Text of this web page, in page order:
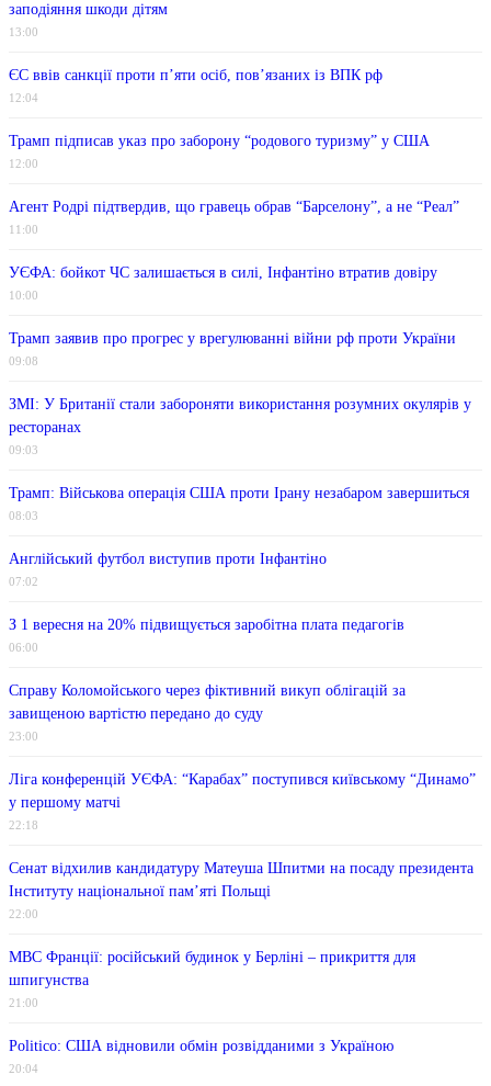
заподіяння шкоди дітям
13:00
ЄС ввів санкції проти п’яти осіб, пов’язаних із ВПК рф
12:04
Трамп підписав указ про заборону “родового туризму” у США
12:00
Агент Родрі підтвердив, що гравець обрав “Барселону”, а не “Реал”
11:00
УЄФА: бойкот ЧС залишається в силі, Інфантіно втратив довіру
10:00
Трамп заявив про прогрес у врегулюванні війни рф проти України
09:08
ЗМІ: У Британії стали забороняти використання розумних окулярів у
ресторанах
09:03
Трамп: Військова операція США проти Ірану незабаром завершиться
08:03
Англійський футбол виступив проти Інфантіно
07:02
З 1 вересня на 20% підвищується заробітна плата педагогів
06:00
Справу Коломойського через фіктивний викуп облігацій за
завищеною вартістю передано до суду
23:00
Ліга конференцій УЄФА: “Карабах” поступився київському “Динамо”
у першому матчі
22:18
Сенат відхилив кандидатуру Матеуша Шпитми на посаду президента
Інституту національної пам’яті Польщі
22:00
МВС Франції: російський будинок у Берліні – прикриття для
шпигунства
21:00
Politico: США відновили обмін розвідданими з Україною
20:04